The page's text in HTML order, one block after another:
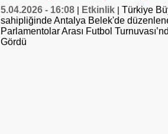
Dolar
5.04.2026 - 16:08 Etkinlik
Türkiye
sahipliğinde Antalya Belek'de
Parlamentolar Arası Futbol
Gördü